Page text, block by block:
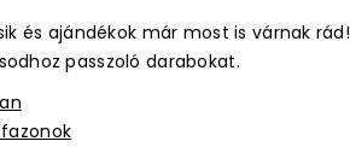
és ajándékok már most is várnak rád!
passzoló darabokat.